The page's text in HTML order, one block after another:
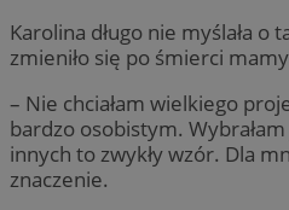
Karolina długo nie myślała o
zmieniło się po śmierci
– Nie chciałam wielkiego
bardzo osobistym.
innych to zwykły wzór. Dla
znaczenie.